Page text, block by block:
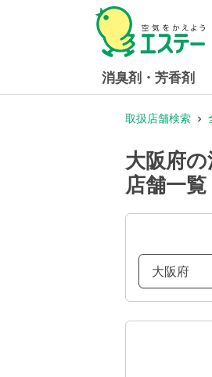
消臭剤・芳香剤
取扱店舗検索
大阪府
店舗一覧
大阪府